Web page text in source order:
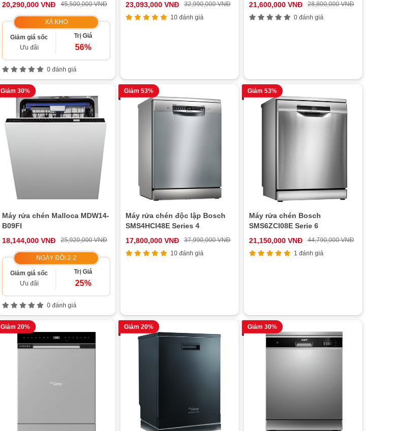
20,290,000 VNĐ
45,500,000 VNĐ
XẢ KHO
Giảm giá sốc
Ưu đãi
Trị Giá
56%
0 đánh giá
23,093,000 VNĐ
32,990,000 VNĐ
10 đánh giá
21,600,000 VNĐ
28,800,000 VNĐ
0 đánh giá
Giảm 30%
Máy rửa chén Malloca MDW14-
B09FI
18,144,000 VNĐ
25,920,000 VNĐ
NGÀY ĐÔI 2-2
Giảm giá sốc
Ưu đãi
Trị Giá
25%
0 đánh giá
Giảm 53%
Máy rửa chén độc lập Bosch
SMS4HCI48E Series 4
17,800,000 VNĐ
37,990,000 VNĐ
10 đánh giá
Giảm 53%
Máy rửa chén Bosch
SMS6ZCI08E Serie 6
21,150,000 VNĐ
44,790,000 VNĐ
1 đánh giá
Giảm 20% Giảm 20% Giảm 30%